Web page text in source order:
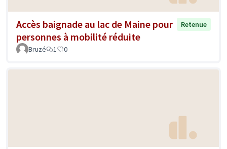
Accès baignade au lac de Maine pour
personnes à mobilité réduite
Retenue
Bruzé 1 0